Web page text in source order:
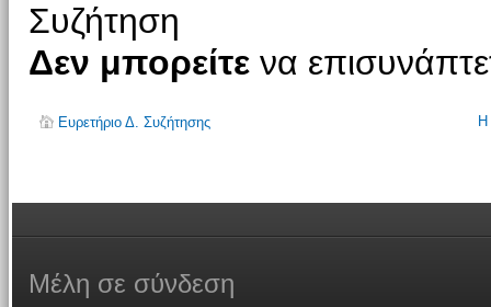
Συζήτηση
Δεν μπορείτενα
Ευρετήριο Δ. Συζήτησης Η
Μέλη σε σύνδεση